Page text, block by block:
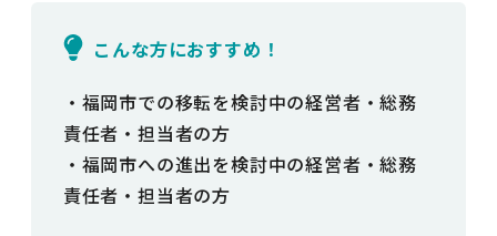
こんな方におすすめ！
・福岡市での移転を検討中の経営者・総務
責任者・担当者の方
・福岡市への進出を検討中の経営者・総務
責任者・担当者の方